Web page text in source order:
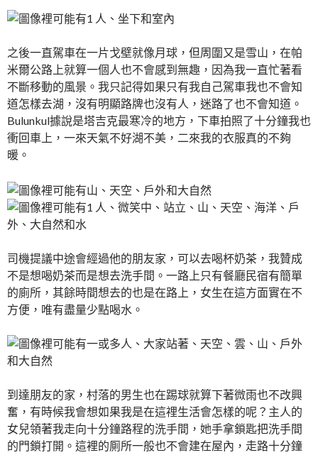
之後一直駕車在一片戈壁就像月球，但周圍又是雪山，在帕
米爾公路上就算一個人也不會感到無趣，因為我一直忙著看
不斷移動的風景。我只記得如果只有我自己駕車我也不會知
道怎樣去湖，沒有明顯路牌也沒有人，迷路了也不會知道。
Bulunkul據說是塔吉克最寒冷的地方，下車拍照了十分鐘我也
衝回車上，一來天氣不好湖不美，二來我的衣服真的不夠
暖。
司機提議中途會經過他的朋友家，可以去喝杯奶茶，我贊成
不是想喝奶茶而是想去洗手間。一路上只有餐廳民宿有簡單
的廁所，其餘時間想去的也是在路上，女生在這方面實在不
方便，唯有盡量少點喝水。
到達朋友的家，村落的男生也在踢球就算下著微雨也不改興
奮，有時候我會想如果我是在這𥚃生活會怎樣的呢？主人的
女兒領著我走向十分鐘路程的洗手間，她手拿鎖匙把洗手間
的門鎖打開。這裡的厠所一般也不會建在屋內，走路十分鐘